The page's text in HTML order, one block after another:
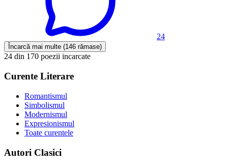
24
Încarcă mai multe (146 rămase)
24 din 170 poezii incarcate
Curente Literare
Romantismul
Simbolismul
Modernismul
Expresionismul
Toate curentele
Autori Clasici